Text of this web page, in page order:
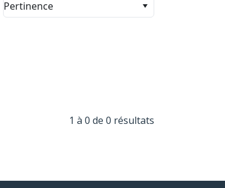
Pertinence
1 à 0 de 0 résultats